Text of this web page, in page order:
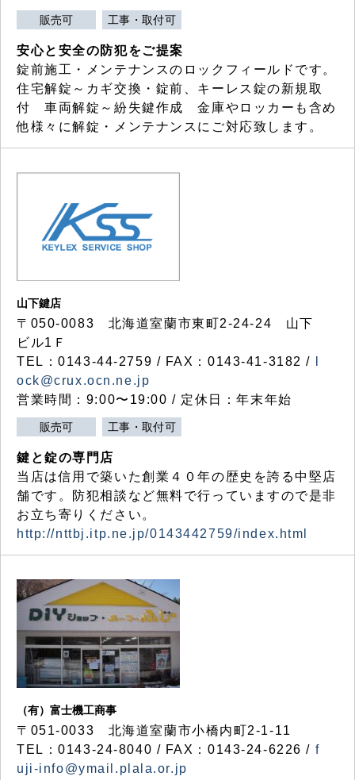
販売可 工事・取付可
安心と安全の防犯をご提案
錠前施工・メンテナンスのロックフィールドです。
住宅解錠～カギ交換・錠前、キーレス錠の新規取
付 車両解錠～紛失鍵作成 金庫やロッカーも含め
他様々に解錠・メンテナンスにご対応致します。
山下鍵店
〒050-0083 北海道室蘭市東町2-24-24 山下
ビル1Ｆ
TEL：0143-44-2759 / FAX：0143-41-3182 /
ock@crux.ocn.ne.jp
営業時間：9:00〜19:00 / 定休日：年末年始
販売可 工事・取付可
鍵と錠の専門店
当店は信用で築いた創業４０年の歴史を誇る中堅店
舗です。防犯相談など無料で行っていますので是非
お立ち寄りください。
http://nttbj.itp.ne.jp/0143442759/index.html
（有）富士機工商事
〒051-0033 北海道室蘭市小橋内町2-1-11
TEL：0143-24-8040 / FAX：0143-24-6226 / f
uji-info@ymail.plala.or.jp